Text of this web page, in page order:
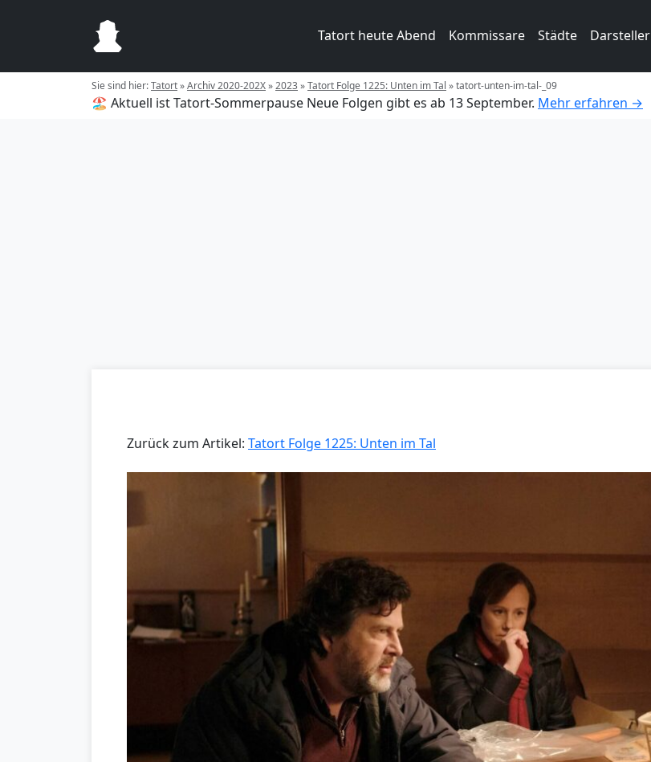
Tatort heute Abend Kommissare Städte Darsteller
Sie sind hier:Tatort»Archiv 2020-202X»2023»Tatort Folge 1225: Unten im Tal »tatort-unten-im-tal-_09
🏖️ Aktuell ist Tatort-Sommerpause Neue Folgen gibt es ab 13 September. Mehr erfahren →
Zurück zum Artikel: Tatort Folge 1225: Unten im Tal